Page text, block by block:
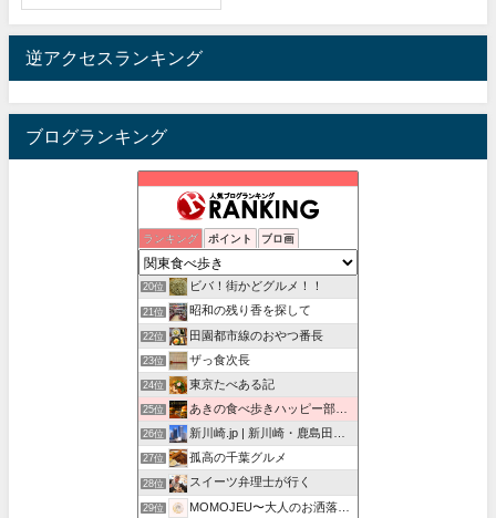
逆アクセスランキング
ブログランキング
ランキング ポイント ブロ画
18位 パラリーガルの食べ歩き日記
19位 どっか行ったりなんか食べたりの記録
20位 ビバ！街かどグルメ！！
21位 昭和の残り香を探して
22位 田園都市線のおやつ番長
23位 ザっ食次長
24位 東京たべある記
25位 あきの食べ歩きハッピー部｜東長崎・西武池袋線沿線グルメ
26位 新川崎.jp | 新川崎・鹿島田の地域情報配信中！
27位 孤高の千葉グルメ
28位 スイーツ弁理士が行く
29位 MOMOJEU〜大人のお洒落な旅とグルメ。